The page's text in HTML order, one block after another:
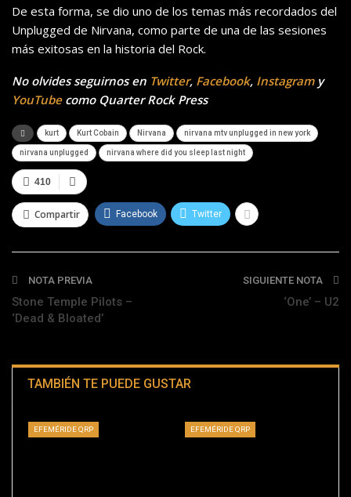
De esta forma, se dio uno de los temas más recordados del
Unplugged de Nirvana, como parte de una de las sesiones
más exitosas en la historia del Rock.
No olvides seguirnos en Twitter, Facebook, Instagramy
YouTubecomo Quarter Rock Press
kurt Kurt Cobain Nirvana nirvana mtv unplugged in new york
nirvana unplugged nirvana where did you sleep last night
410
Compartir Facebook Twitter
NOTA PREVIA
Stone Temple Pilots –
‘Dead & Bloated’
SIGUIENTE NOTA
‘One’ – U2
TAMBIÉN TE PUEDE GUSTAR
EFEMÉRIDE QRP EFEMÉRIDE QRP